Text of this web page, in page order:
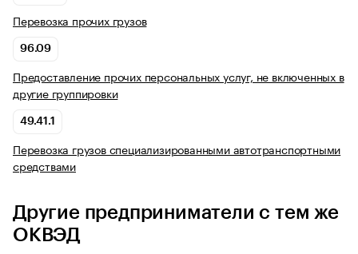
Перевозка прочих грузов
96.09
Предоставление прочих персональных услуг, не включенных в
другие группировки
49.41.1
Перевозка грузов специализированными автотранспортными
средствами
Другие предприниматели с тем же
ОКВЭД